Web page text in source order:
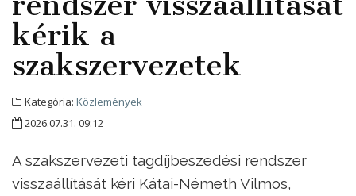
kérik a
szakszervezetek
Kategória: Közlemények
2026.07.31. 09:12
A szakszervezeti tagdíjbeszedési rendszer
visszaállítását kéri Kátai-Németh Vilmos,